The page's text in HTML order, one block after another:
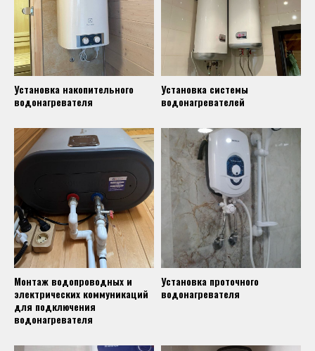
Установка накопительного
водонагревателя
Установка системы
водонагревателей
Монтаж водопроводных и
электрических коммуникаций
для подключения
водонагревателя
Установка проточного
водонагревателя